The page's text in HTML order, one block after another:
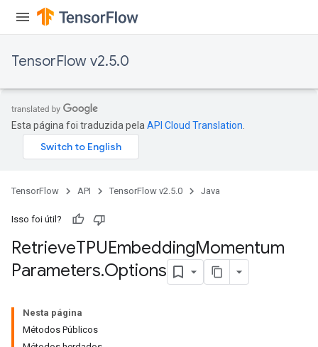
TensorFlow v2.5.0
Esta página foi traduzida pela API Cloud Translation
TensorFlow API TensorFlow v2.5.0 Java
Isso foi útil?
RetrieveTPUEmbeddingMomentum
Parameters.Options
Nesta página
Métodos Públicos